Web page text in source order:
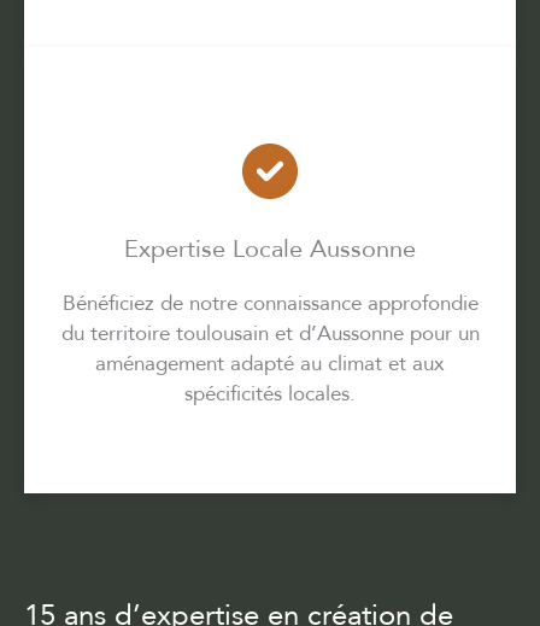
Expertise Locale Aussonne
Bénéficiez de notre connaissance approfondie
du territoire toulousain et d’Aussonne pour un
aménagement adapté au climat et aux
spécificités locales.
15 ans d’expertise en création de